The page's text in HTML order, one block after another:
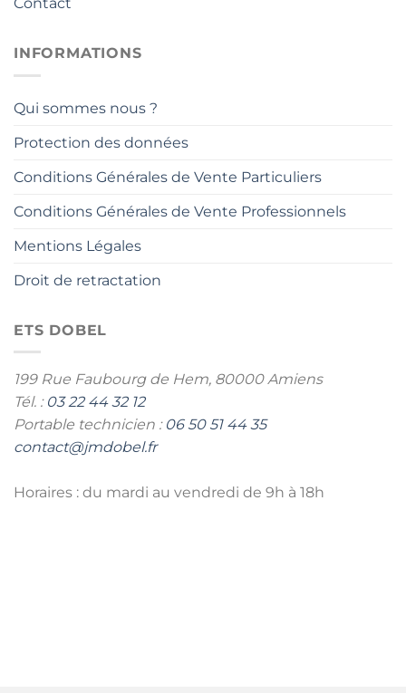
INFORMATIONS
Qui sommes nous ?
Protection des données
Conditions Générales de Vente Particuliers
Conditions Générales de Vente Professionnels
Mentions Légales
Droit de retractation
ETS DOBEL
199 Rue Faubourg de Hem, 80000 Amiens
Tél. : 03 22 44 32 12
Portable technicien : 06 50 51 44 35
contact@jmdobel.fr
Horaires : du mardi au vendredi de 9h à 18h